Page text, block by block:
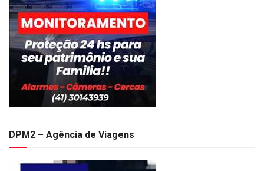
DPM2 – Agência de Viagens